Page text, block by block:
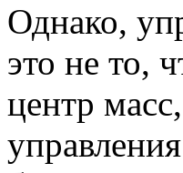
Однако,
это не то,
центр